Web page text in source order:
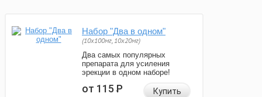
Набор "Два в одном"
(10x100мг, 10x20мг)
Два самых популярных
препарата для усиления
эрекции в одном наборе!
от 115Р Купить